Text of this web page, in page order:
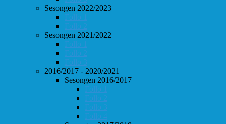
Sesongen 2022/2023
Follo 1
Follo 2
Sesongen 2021/2022
Follo 1
Follo 2
Follo 3
2016/2017 - 2020/2021
Sesongen 2016/2017
Follo 1
Follo 2
Follo 3
Follo 4